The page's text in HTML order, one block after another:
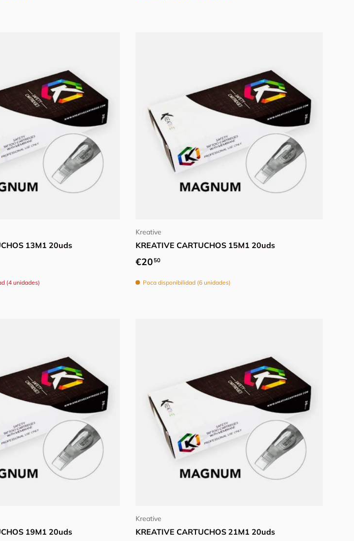
13M1 20uds
(4 unidades)
Kreative
KREATIVE CARTUCHOS 15M1 20uds
Precio normal
€20 50
Poca disponibilidad (6 unidades)
19M1 20uds
Kreative
KREATIVE CARTUCHOS 21M1 20uds